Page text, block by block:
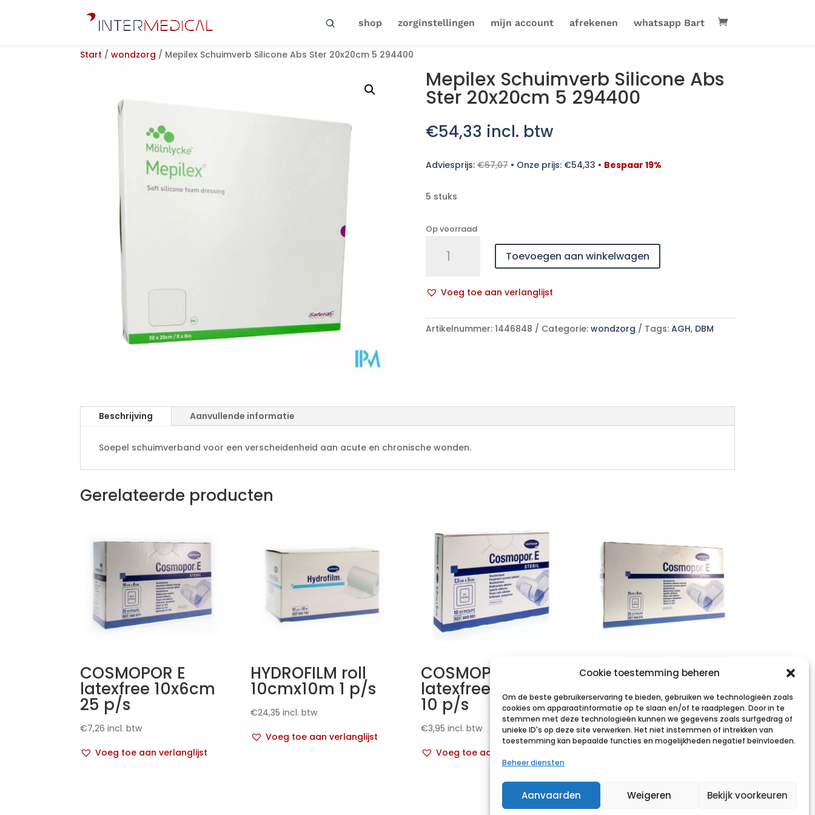
Cookie toestemming beheren
Om de beste gebruikerservaring te bieden, gebruiken we technologieën zoals
cookies om apparaatinformatie op te slaan en/of te raadplegen. Door in te
stemmen met deze technologieën kunnen we gegevens zoals surfgedrag of
unieke ID's op deze site verwerken. Het niet instemmen of intrekken van
toestemming kan bepaalde functies en mogelijkheden negatief beïnvloeden.
Beheer diensten
Aanvaarden Weigeren Bekijk voorkeuren
shop zorginstellingen mijn account afrekenen whatsapp Bart
Start / wondzorg / Mepilex Schuimverb Silicone Abs Ster 20x20cm 5 294400
Mepilex Schuimverb Silicone Abs
Ster 20x20cm 5 294400
€54,33 incl. btw
Adviesprijs:€67,07• Onze prijs: €54,33 • Bespaar 19%
5 stuks
Op voorraad
Schuimverb
Ster
5
Toevoegen aan winkelwagen
Voeg toe aan verlanglijst
l
t
t
e
Artikelnummer: 1446848 Categorie: wondzorg Tags: AGH, DBM
Beschrijving Aanvullende informatie
Soepel schuimverband voor een verscheidenheid aan acute en chronische wonden.
Gerelateerde producten
COSMOPOR E
latexfree 10x6cm
25 p/s
€7,26 incl. btw
Voeg toe aan verlanglijst
HYDROFILM roll
10cmx10m 1 p/s
€24,35 incl. btw
Voeg toe aan verlanglijst
COSMOPOR E
latexfree 7,2x5cm
10 p/s
€3,95 incl. btw
Voeg toe aan verlanglijst
COSMOPOR E
latexfree 15x8cm
25 p/s
€11,03 incl. btw